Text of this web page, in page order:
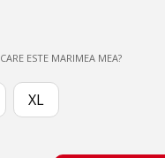
CARE ESTE MARIMEA MEA?
XL